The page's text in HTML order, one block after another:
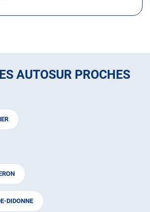
ARVERT
AUTOSUR PROCHES
DIDONNE